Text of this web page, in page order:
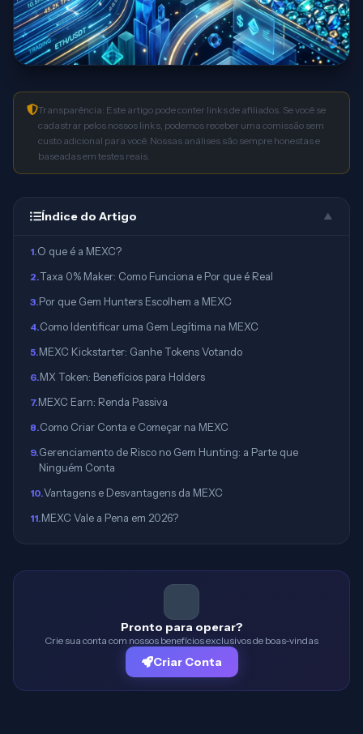
Transparência: Este artigo pode conter links de afiliados. Se você se
cadastrar pelos nossos links, podemos receber uma comissão sem
custo adicional para você. Nossas análises são sempre honestas e
baseadas em testes reais.
Índice do Artigo ▲
1.O que é a MEXC?
2.Taxa 0% Maker: Como Funciona e Por que é Real
3.Por que Gem Hunters Escolhem a MEXC
4.Como Identificar uma Gem Legítima na MEXC
5.MEXC Kickstarter: Ganhe Tokens Votando
6.MX Token: Benefícios para Holders
7.MEXC Earn: Renda Passiva
8.Como Criar Conta e Começar na MEXC
9.Gerenciamento de Risco no Gem Hunting: a Parte que
Ninguém Conta
10.Vantagens e Desvantagens da MEXC
11.MEXC Vale a Pena em 2026?
Pronto para operar?
Crie sua conta com nossos benefícios exclusivos de boas-vindas
Criar Conta